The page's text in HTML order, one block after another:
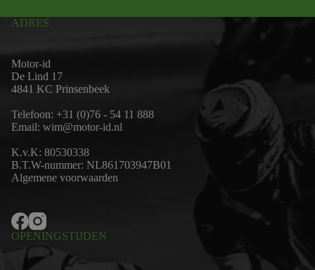
ADRES
Motor-id
De Lind 17
4841 KC Prinsenbeek
Telefoon: +31 (0)76 - 54 11 888
Email: wim@motor-id.nl
K.v.K: 80530338
B.T.W-nummer: NL861703947B01
Algemene voorwaarden
OPENINGSTIJDEN